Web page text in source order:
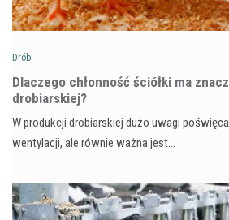
Drób
Dlaczego chłonność ściółki ma
drobiarskiej?
W produkcji drobiarskiej dużo uwagi
wentylacji, ale równie ważna jest…